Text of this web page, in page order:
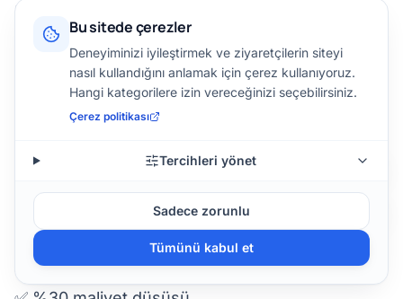
Sektör:
Sorun:
Düşük verimlilik, yüksek fire, manuel
süreçler
Çözüm:
Süreç dijitalleştirme
IoT sensör kurulumu
Real-time dashboard
Sonuç:
✅ %40 fire azalması
Bu sitede çerezler
Deneyiminizi iyileştirmek ve ziyaretçilerin siteyi
nasıl kullandığını anlamak için çerez kullanıyoruz.
Hangi kategorilere izin vereceğinizi seçebilirsiniz.
Çerez politikası
Tercihleri yönet
Sadece zorunlu
Tümünü kabul et